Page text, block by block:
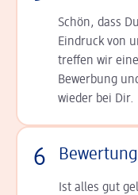
Schön, dass
Ein­druck von
tref­fen wir
Bewerbung
wieder bei Dir.
6
Ist alles gut